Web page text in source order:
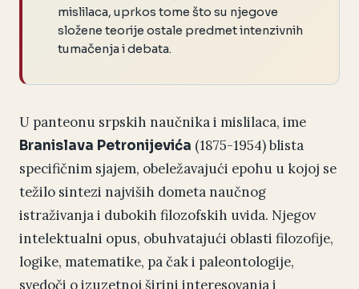
mislilaca, uprkos tome što su njegove
složene teorije ostale predmet intenzivnih
tumačenja i debata.
U panteonu srpskih naučnika i mislilaca, ime
Branislava Petronijevića (1875-1954) blista
specifičnim sjajem, obeležavajući epohu u kojoj se
težilo sintezi najviših dometa naučnog
istraživanja i dubokih filozofskih uvida. Njegov
intelektualni opus, obuhvatajući oblasti filozofije,
logike, matematike, pa čak i paleontologije,
svedoči o izuzetnoj širini interesovanja i